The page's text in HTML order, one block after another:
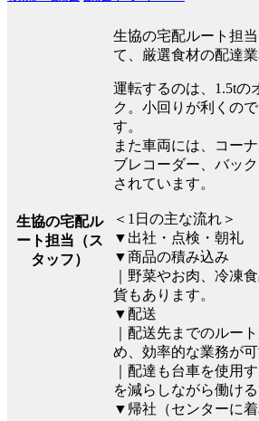
生協の宅配ル
ート担当（ス
タッフ）
生協の宅配ルート担
て、厳選食材の配達業
運転するのは、1.5tの
ク。小回りが利くの
す。
また車両には、コー
ブレコーダー、バッ
されています。
＜1日の主な流れ＞
▼出社・点検・朝礼
▼商品の積み込み
｜野菜やお肉、冷凍
貨もあります。
▼配送
｜配送先までのルー
め、効率的な業務が可
｜配達も台車を使用
を減らしながら働ける
▼帰社（センターに着